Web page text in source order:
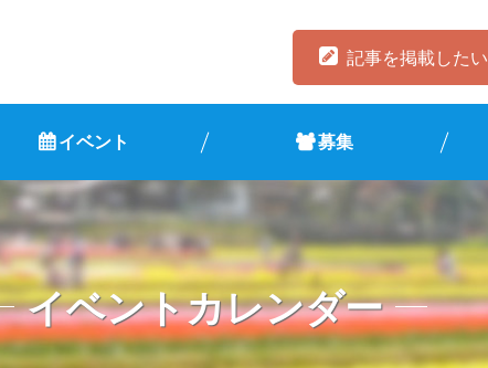
記事を掲載したい
イベント 募集
イベントカレンダー